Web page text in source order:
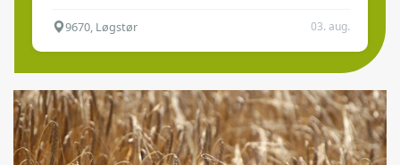
9670, Løgstør 03. aug.